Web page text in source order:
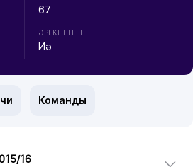
67
ӘРЕКЕТТЕГІ
Иә
Команды
16